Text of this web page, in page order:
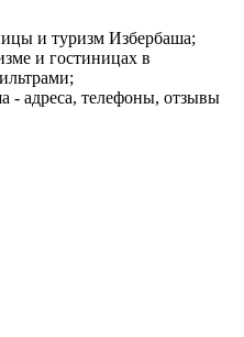
и туризм Избербаша;
и гостиницах в
- адреса, телефоны, отзывы